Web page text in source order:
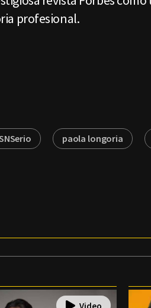
profesional.
paola longoria